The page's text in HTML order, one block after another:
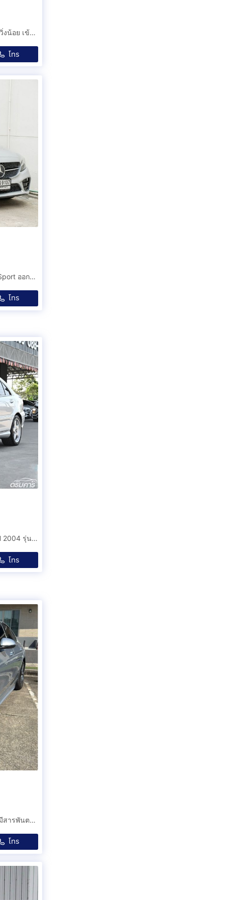
😍 2019 BENZ C220D W205 😍 รถมือเดียวออกป้ายแดง รถวิ่งน้อย เข้าศูนย์ทุกระยะ รถไม่เคยมีอุบัติเหตุครับ
โทร
Benz C300e AMG Sport W205 Facelift ตัวรองท็อป AMG Sport ออกศูนย์ 2022
โทร
ขายรถมือสอง Mercedes-Benz C200 Kompressor W203 ปี 2004 รุ่นพิเศษ AMG Dynamic แท้จากศูนย์สภาพสะสม (ACC0)
โทร
Benz C350e AMG W206 ปี 23 รถวิ่ง 4 หมื่นโล ไม่เคยทำสี มีสารพันตรีศูนย์ถึงปี 26
โทร